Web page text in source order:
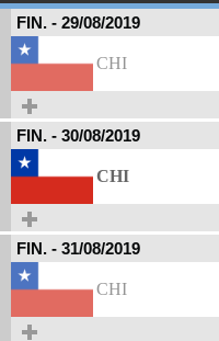
FIN. - 29/08/2019
CHI
FIN. - 30/08/2019
CHI
FIN. - 31/08/2019
CHI